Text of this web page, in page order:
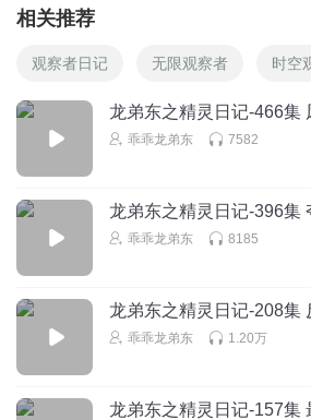
相关推荐
观察者日记 无限观察者 时空
龙弟东之精灵日记-466集
乖乖龙弟东 7582
龙弟东之精灵日记-396集
乖乖龙弟东 8185
龙弟东之精灵日记-208集
乖乖龙弟东 1.20万
龙弟东之精灵日记-157集